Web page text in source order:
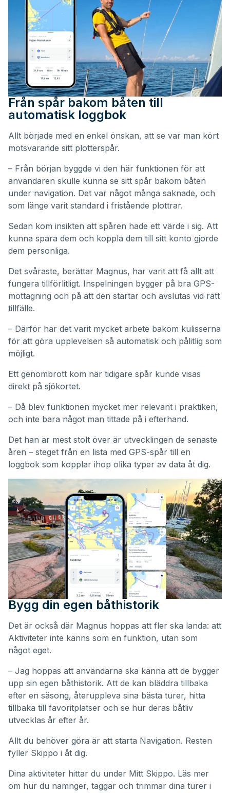
Från spår bakom båten till
automatisk loggbok
Allt började med en enkel önskan, att se var man kört
motsvarande sitt plotterspår.
– Från början byggde vi den här funktionen för att
användaren skulle kunna se sitt spår bakom båten
under navigation. Det var något många saknade, och
som länge varit standard i fristående plottrar.
Sedan kom insikten att spåren hade ett värde i sig. Att
kunna spara dem och koppla dem till sitt konto gjorde
dem personliga.
Det svåraste, berättar Magnus, har varit att få allt att
fungera tillförlitligt. Inspelningen bygger på bra GPS-
mottagning och på att den startar och avslutas vid rätt
tillfälle.
– Därför har det varit mycket arbete bakom kulisserna
för att göra upplevelsen så automatisk och pålitlig som
möjligt.
Ett genombrott kom när tidigare spår kunde visas
direkt på sjökortet.
– Då blev funktionen mycket mer relevant i praktiken,
och inte bara något man tittade på i efterhand.
Det han är mest stolt över är utvecklingen de senaste
åren – steget från en lista med GPS-spår till en
loggbok som kopplar ihop olika typer av data åt dig.
Bygg din egen båthistorik
Det är också där Magnus hoppas att fler ska landa: att
Aktiviteter inte känns som en funktion, utan som
något eget.
– Jag hoppas att användarna ska känna att de bygger
upp sin egen båthistorik. Att de kan bläddra tillbaka
efter en säsong, återuppleva sina bästa turer, hitta
tillbaka till favoritplatser och se hur deras båtliv
utvecklas år efter år.
Allt du behöver göra är att starta Navigation. Resten
fyller Skippo i åt dig.
Dina aktiviteter hittar du under Mitt Skippo. Läs mer
om hur du namnger, taggar och trimmar dina turer i